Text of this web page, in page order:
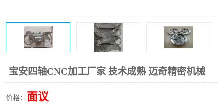
宝安四轴CNC加工厂家 技术成熟 迈奇精密机械
价格： 面议